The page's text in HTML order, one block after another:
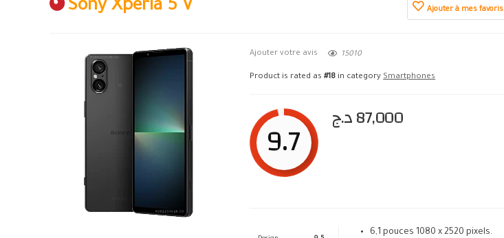
Sony Xperia 5 V Ajouter à mes favoris
Ajouter votre avis 15010
Product is rated as#18 in categorySmartphones
9.7 87,000د.ج
6,1 pouces 1080 x 2520 pixels.